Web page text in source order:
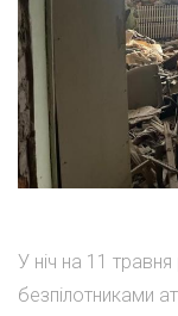
У ніч на 11
безпілотниками